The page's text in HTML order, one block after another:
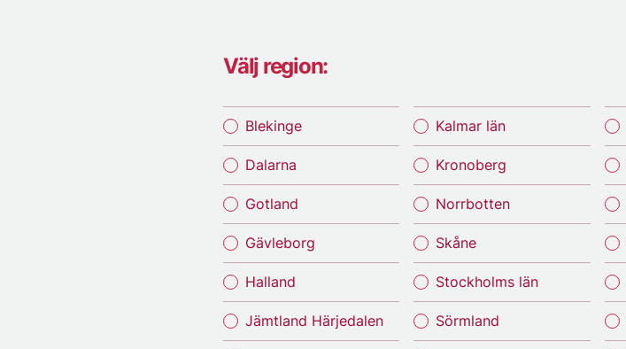
Välj region:
Blekinge
Dalarna
Gotland
Gävleborg
Halland
Jämtland Härjedalen
Kalmar län
Kronoberg
Norrbotten
Skåne
Stockholms län
Sörmland